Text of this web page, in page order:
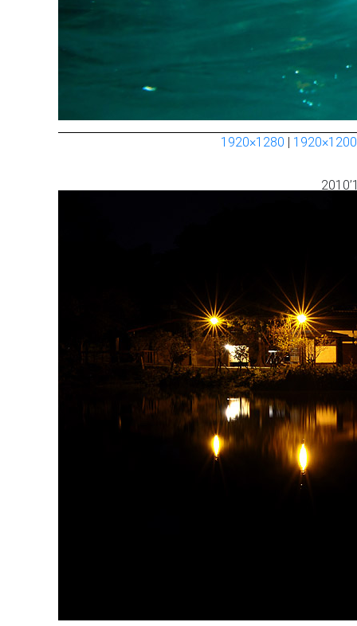
1920×1280 | 1920×1200